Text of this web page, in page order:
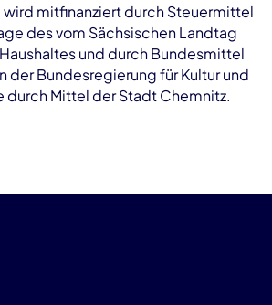
wird mitfinanziert durch Steuermittel
des vom Sächsischen Landtag
und durch Bundesmittel
der Bundesregierung für Kultur und
durch Mittel der Stadt Chemnitz.